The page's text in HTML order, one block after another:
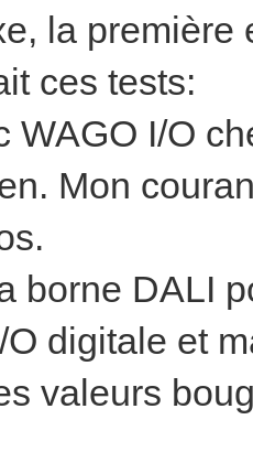
la
ces tests:
WAGO I/O
Mon
borne DALI
digitale et
valeurs